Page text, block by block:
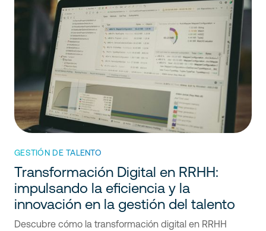
GESTIÓN DE TALENTO
Transformación Digital en RRHH:
impulsando la eficiencia y la
innovación en la gestión del talento
Descubre cómo la transformación digital en RRHH